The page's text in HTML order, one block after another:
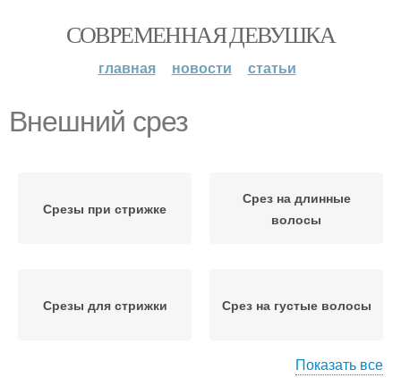
СОВРЕМЕННАЯ ДЕВУШКА
главная новости статьи
Внешний срез
Срезы при стрижке
Срез на длинные
волосы
Срезы для стрижки Срез на густые волосы
Показать все